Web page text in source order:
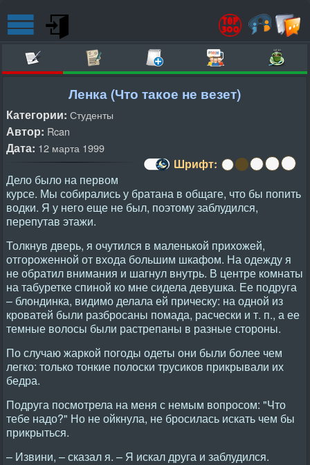
Ленка (Что такое не везет)
Категории: Студенты
Автор: Rcan
Дата: 12 марта 1999
Шрифт:
Дело было на первом
курсе. Мы собирались у братана в общаге, что бы попить
водки. Я у него еще не был, поэтому заблудился,
перепутав этажи.
Толкнув дверь, я очутился в маленькой прихожей,
отгороженной от входа большим шкафом. На одежду я
не обратил внимания и шагнул внутрь. В центре комнаты
на табуретке спиной ко мне сидела девушка. Ее подруга
– блондинка, видимо делала ей прическу: на одной из
кроватей были разбросаны помада, расчески и т. п., а ее
темные волосы были растрепаны в разные стороны.
По случаю жаркой погоды одеты они были более чем
легко: только тонкие полоски трусиков прикрывали их
бедра.
Подруга посмотрела на меня с немым вопросом: "Что
тебе надо?" Но не ойкнула, не бросилась искать чем бы
прикрыться.
– Извини, – сказал я. – Я искал друга и заблудился.